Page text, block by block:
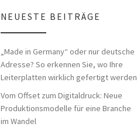
NEUESTE BEITRÄGE
„Made in Germany“ oder nur deutsche
Adresse? So erkennen Sie, wo Ihre
Leiterplatten wirklich gefertigt werden
Vom Offset zum Digitaldruck: Neue
Produktionsmodelle für eine Branche
im Wandel